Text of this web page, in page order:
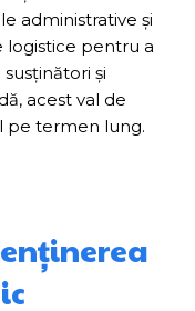
administrative și
logistice pentru a
și
acest val de
pe termen lung.